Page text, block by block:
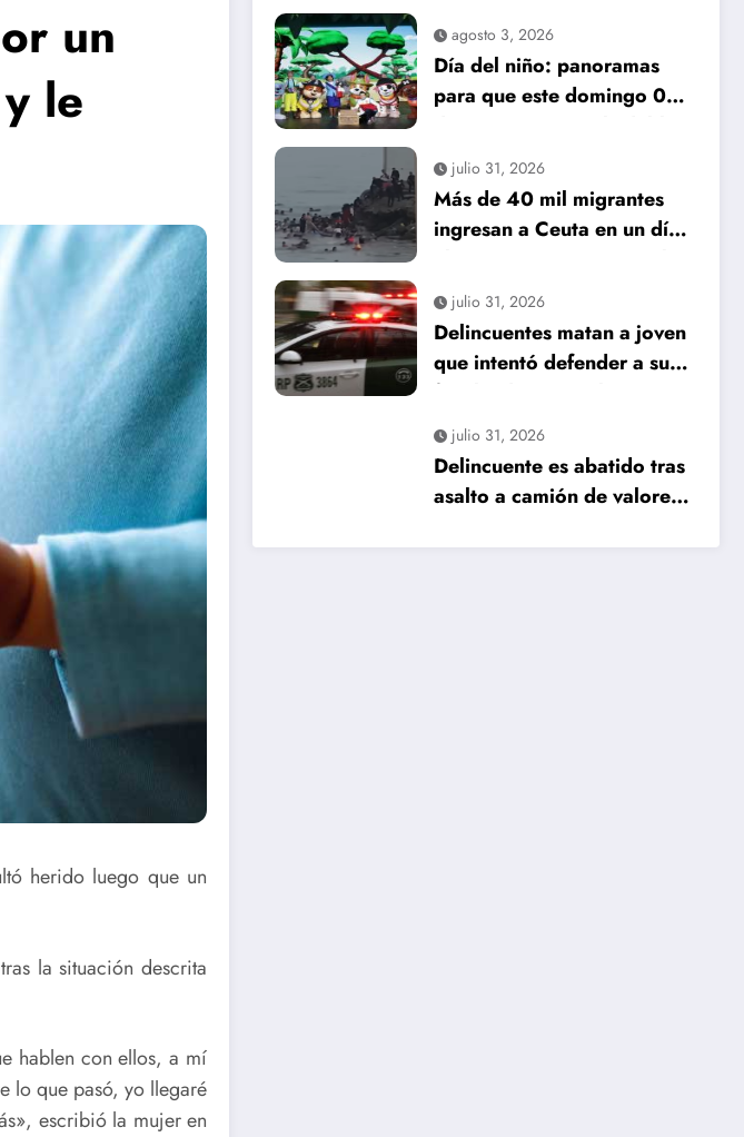
un
le
herido luego que un
la situación descrita
hablen con ellos, a mí
lo que pasó, yo llegaré
escribió la mujer en
agosto 3, 2026
Día del niño: panoramas
para que este domingo 09
julio 31, 2026
Más de 40 mil migrantes
ingresan a Ceuta en un día:
crisis.
julio 31, 2026
Delincuentes matan a joven
que intentó defender a su
familia durante robo en
Huechuraba
julio 31, 2026
Delincuente es abatido tras
asalto a camión de valores